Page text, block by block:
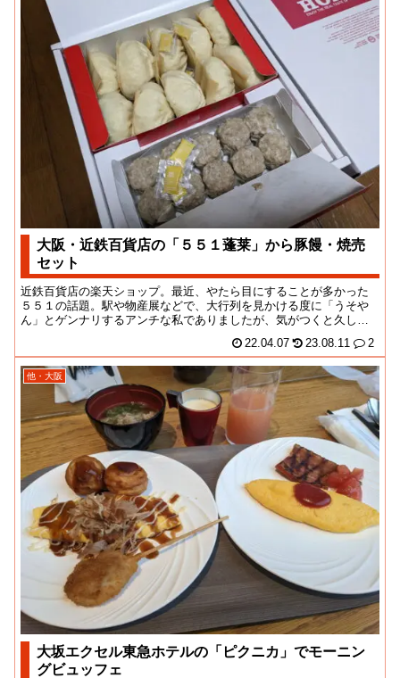
大阪・近鉄百貨店の「５５１蓬莱」から豚饅・焼売
セット
近鉄百貨店の楽天ショップ。最近、やたら目にすることが多かった
５５１の話題。駅や物産展などで、大行列を見かける度に「うそや
ん」とゲンナリするアンチな私でありましたが、気がつくと久しぶ
22.04.07 23.08.11 2
他・大阪
大坂エクセル東急ホテルの「ピクニカ」でモーニン
グビュッフェ